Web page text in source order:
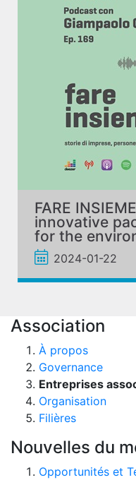
FARE
innovative
for the
2024-01-22
Association
À propos
Governance
Entreprises
Organisation
Filières
Nouvelles du
Opportunités et